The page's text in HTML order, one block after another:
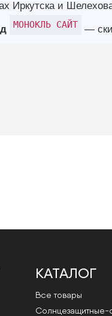
КАТАЛОГ
Все товары
Cолнцезащитные-